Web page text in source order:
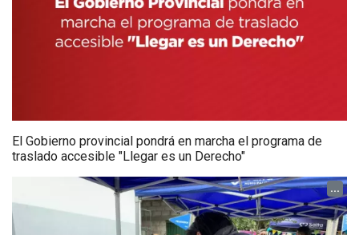
El Gobierno provincial pondrá en marcha el programa de
traslado accesible "Llegar es un Derecho"
...